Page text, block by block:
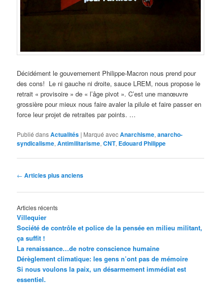
Décidément le gouvernement Philippe-Macron nous prend pour
des cons! Le ni gauche ni droite, sauce LREM, nous propose le
retrait « provisoire » de « l’âge pivot ». C’est une manœuvre
grossière pour mieux nous faire avaler la pilule et faire passer en
force leur projet de retraites par points. …
Publié dansActualités | Marqué avecAnarchisme,anarcho-
syndicalisme,Antimilitarisme,CNT, Edouard Philippe
Navigation
articles
← Articles plus anciens
Articles récents
Villequier
Société de contrôle et police de la pensée en milieu militant,
ça suffit !
La renaissance…de notre conscience humaine
Dérèglement climatique: les gens n’ont pas de mémoire
Si nous voulons la paix, un désarmement immédiat est
essentiel.